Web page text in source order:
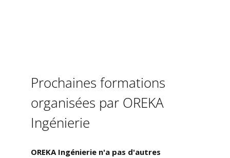
Prochaines formations
organisées par OREKA
Ingénierie
OREKA Ingénierie n'a pas d'autres